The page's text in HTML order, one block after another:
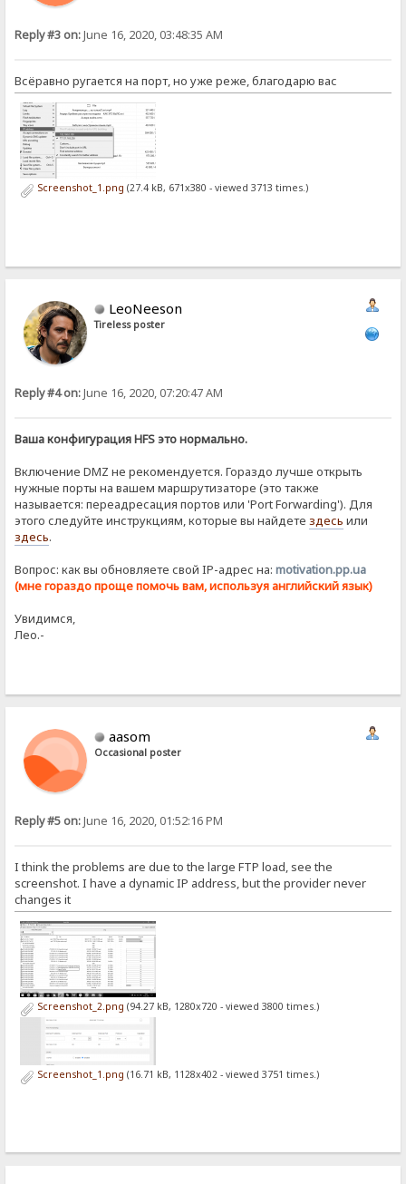
Reply #3 on:June 16, 2020, 03:48:35 AM
Всёравно ругается на порт, но уже реже, благодарю вас
Screenshot_1.png (27.4 kB, 671x380 - viewed 3713 times.)
LeoNeeson
Tireless poster
Reply #4 on:June 16, 2020, 07:20:47 AM
Ваша конфигурация HFS это нормально.
Включение DMZ не рекомендуется. Гораздо лучше открыть
нужные порты на вашем маршрутизаторе (это также
называется: переадресация портов или 'Port Forwarding'). Для
этого следуйте инструкциям, которые вы найдетездесь или
здесь.
Вопрос: как вы обновляете свой IP-адрес на:motivation.pp.ua
(мне гораздо проще помочь вам, используя английский язык)
Увидимся,
Лео.-
aasom
Occasional poster
Reply #5 on:June 16, 2020, 01:52:16 PM
I think the problems are due to the large FTP load, see the
screenshot. I have a dynamic IP address, but the provider never
changes it
Screenshot_2.png (94.27 kB, 1280x720 - viewed 3800 times.)
Screenshot_1.png (16.71 kB, 1128x402 - viewed 3751 times.)